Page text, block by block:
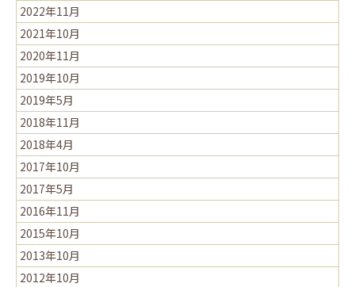
2022年11月
2021年10月
2020年11月
2019年10月
2019年5月
2018年11月
2018年4月
2017年10月
2017年5月
2016年11月
2015年10月
2013年10月
2012年10月